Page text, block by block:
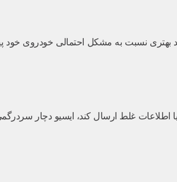
غلط ارسال کند، ایسیو دچار